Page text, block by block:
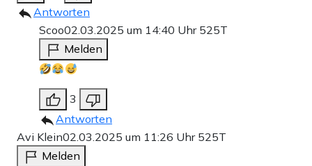
Antworten
Scoo02.03.2025 um 14:40 Uhr 525T
Melden
3
Antworten
Avi Klein02.03.2025 um 11:26 Uhr 525T
Melden